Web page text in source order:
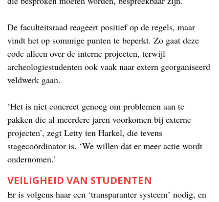
De faculteitsraad reageert positief op de regels, maar
vindt het op sommige punten te beperkt. Zo gaat deze
code alleen over de interne projecten, terwijl
archeologiestudenten ook vaak naar extern georganiseerd
veldwerk gaan.
‘Het is niet concreet genoeg om problemen aan te
pakken die al meerdere jaren voorkomen bij externe
projecten’, zegt Letty ten Harkel, die tevens
stagecoördinator is. ‘We willen dat er meer actie wordt
ondernomen.’
VEILIGHEID VAN STUDENTEN
Er is volgens haar een ‘transparanter systeem’ nodig, en